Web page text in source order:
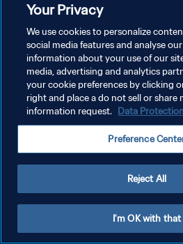
Your Privacy
We use cookies to personalize
social media features and analyse
information about your use of our
media, advertising and analytics
your cookie preferences by clicking
right and place a do not sell or share
information request. Data
Preference
Reject All
I'm OK with that